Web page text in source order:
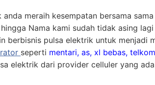
anda meraih kesempatan bersama
Nama kami sudah tidak asing
berbisnis pulsa elektrik untuk menjadi
seperti mentari, as, xl bebas,
elektrik dari provider celluler yang